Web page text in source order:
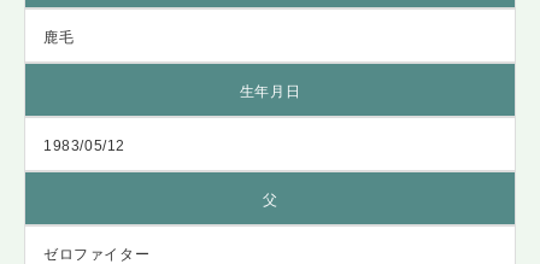
鹿毛
生年月日
1983/05/12
父
ゼロファイター